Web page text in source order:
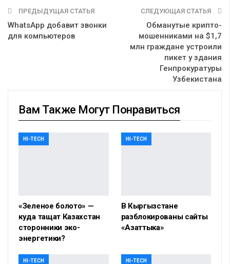
ПРЕДЫДУЩАЯ СТАТЬЯ
WhatsApp добавит звонки
для компьютеров
СЛЕДУЮЩАЯ СТАТЬЯ
Обманутые крипто-
мошенниками на $1,7
млн граждане устроили
пикет у здания
Генпрокуратуры
Узбекистана
Вам Также Могут Понравиться
HI-TECH
«Зеленое болото» —
куда тащат Казахстан
сторонники эко-
энергетики?
HI-TECH
В Кыргызстане
разблокированы сайты
«Азаттыка»
HI-TECH HI-TECH